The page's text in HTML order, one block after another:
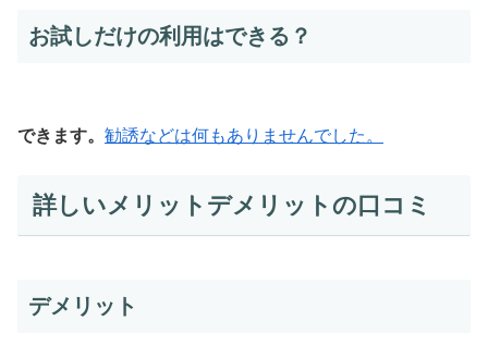
お試しだけの利用はできる？
できます。 勧誘などは何もありませんでした。
詳しいメリットデメリットの口コミ
デメリット